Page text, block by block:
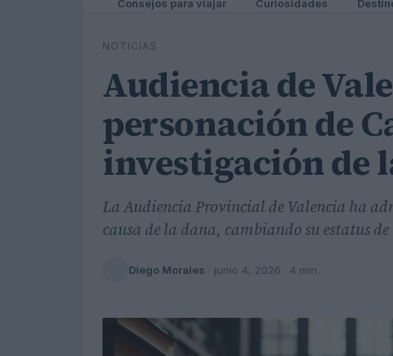
Consejos para viajar Curiosidades
NOTICIAS
Audiencia de
personación de
investigación de
La Audiencia Provincial de Valencia ha
causa de la dana, cambiando su estatus de
Diego Morales · junio 4, 2026 · 4 min